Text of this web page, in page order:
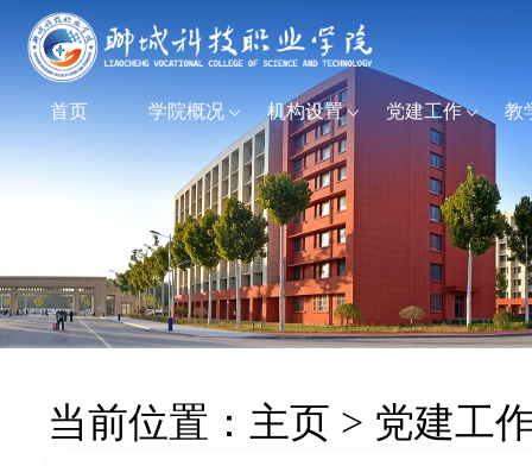
首页 学院概况 机构设置 党建工作 教
当前位置： 主页 > 党建工